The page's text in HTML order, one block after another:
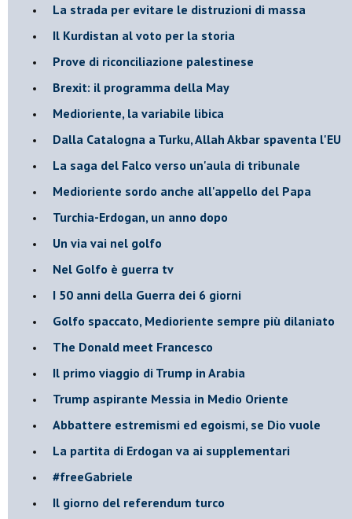
La strada per evitare le distruzioni di massa
Il Kurdistan al voto per la storia
Prove di riconciliazione palestinese
Brexit: il programma della May
Medioriente, la variabile libica
Dalla Catalogna a Turku, Allah Akbar spaventa l'EU
La saga del Falco verso un'aula di tribunale
Medioriente sordo anche all'appello del Papa
Turchia-Erdogan, un anno dopo
Un via vai nel golfo
Nel Golfo è guerra tv
I 50 anni della Guerra dei 6 giorni
Golfo spaccato, Medioriente sempre più dilaniato
The Donald meet Francesco
Il primo viaggio di Trump in Arabia
Trump aspirante Messia in Medio Oriente
Abbattere estremismi ed egoismi, se Dio vuole
La partita di Erdogan va ai supplementari
#freeGabriele
Il giorno del referendum turco